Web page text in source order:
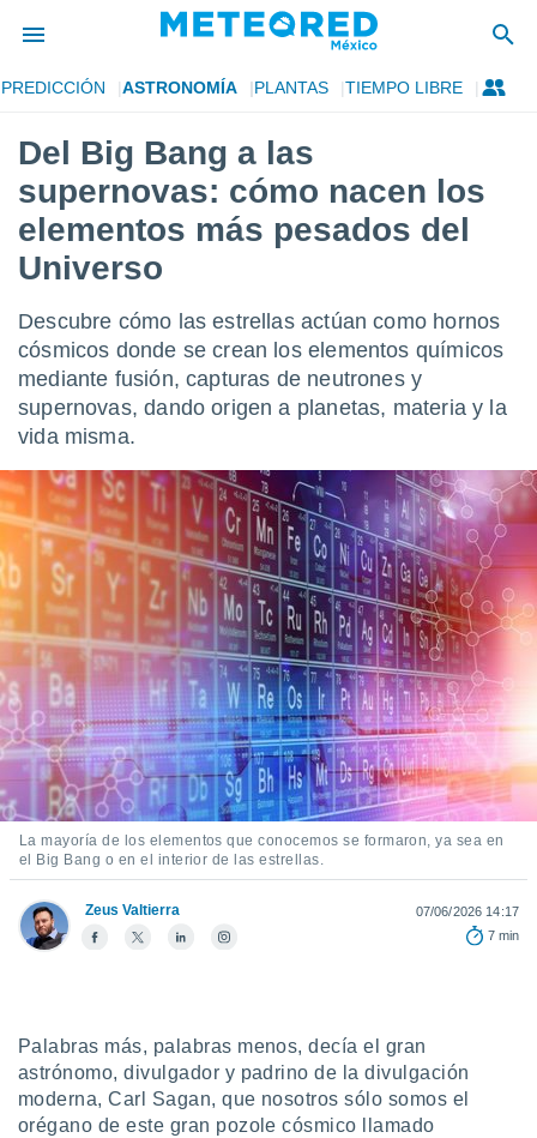
de
ha sido
para
la
se
a este
las
y
forma
digital
basada
permite
seguir
contenido
coste.
botón
a la
la
todas
ya sean
nuestros
perfil
y
en
ACEPTAR
Y
CONTINUAR
CONFIGURACIÓN
PREDICCIÓN ASTRONOMÍA PLANTAS TIEMPO LIBRE
Del Big Bang a las
supernovas: cómo nacen los
elementos más pesados del
Universo
Descubre cómo las estrellas actúan como hornos
cósmicos donde se crean los elementos químicos
mediante fusión, capturas de neutrones y
supernovas, dando origen a planetas, materia y la
vida misma.
La mayoría de los elementos que conocemos se formaron, ya sea en
el Big Bang o en el interior de las estrellas.
Zeus Valtierra
07/06/2026 14:17
7 min
Palabras más, palabras menos, decía el gran
astrónomo, divulgador y padrino de la divulgación
moderna, Carl Sagan, que nosotros sólo somos el
orégano de este gran pozole cósmico llamado